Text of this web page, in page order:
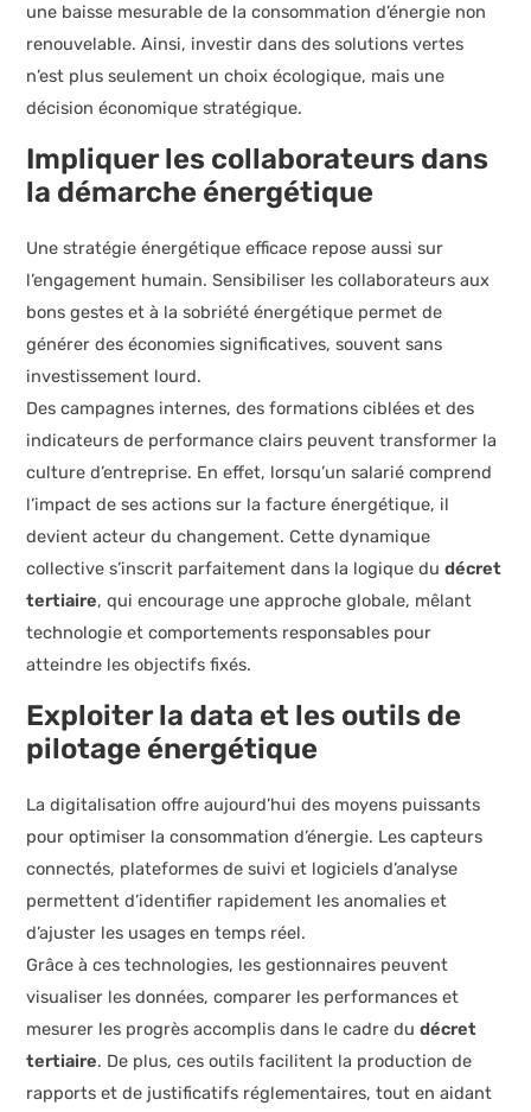
une baisse mesurable de la consommation d’énergie non
renouvelable. Ainsi, investir dans des solutions vertes
n’est plus seulement un choix écologique, mais une
décision économique stratégique.
Impliquer les collaborateurs dans
la démarche énergétique
Une stratégie énergétique efficace repose aussi sur
l’engagement humain. Sensibiliser les collaborateurs aux
bons gestes et à la sobriété énergétique permet de
générer des économies significatives, souvent sans
investissement lourd.
Des campagnes internes, des formations ciblées et des
indicateurs de performance clairs peuvent transformer la
culture d’entreprise. En effet, lorsqu’un salarié comprend
l’impact de ses actions sur la facture énergétique, il
devient acteur du changement. Cette dynamique
collective s’inscrit parfaitement dans la logique dudécret
tertiaire, qui encourage une approche globale, mêlant
technologie et comportements responsables pour
atteindre les objectifs fixés.
Exploiter la data et les outils de
pilotage énergétique
La digitalisation offre aujourd’hui des moyens puissants
pour optimiser la consommation d’énergie. Les capteurs
connectés, plateformes de suivi et logiciels d’analyse
permettent d’identifier rapidement les anomalies et
d’ajuster les usages en temps réel.
Grâce à ces technologies, les gestionnaires peuvent
visualiser les données, comparer les performances et
mesurer les progrès accomplis dans le cadre dudécret
tertiaire. De plus, ces outils facilitent la production de
rapports et de justificatifs réglementaires, tout en aidant